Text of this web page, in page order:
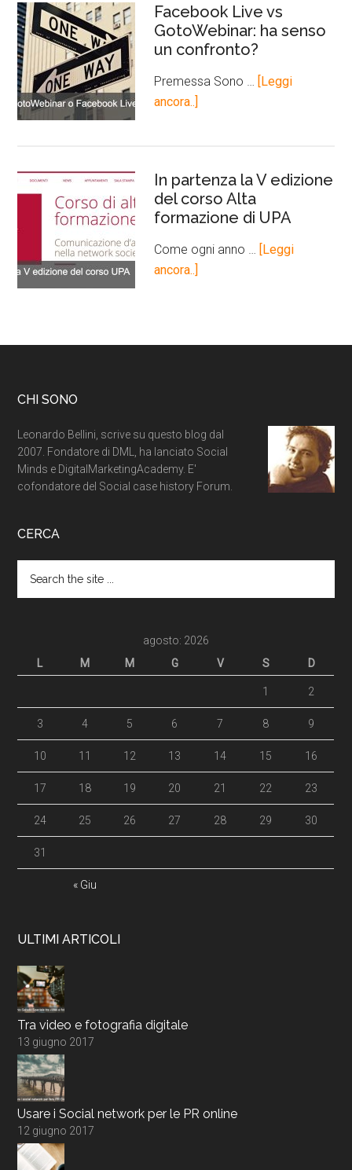
Facebook Live vs
GotoWebinar: ha senso
un confronto?
Premessa Sono …
[Leggi
ancora..]
In partenza la V edizione
del corso Alta
formazione di UPA
Come ogni anno …
[Leggi
ancora..]
CHI SONO
Leonardo Bellini, scrive su questo blog dal
2007. Fondatore di DML, ha lanciato Social
Minds e DigitalMarketingAcademy. E'
cofondatore del Social case history Forum.
CERCA
agosto: 2026
L
M M G V S D
« Giu
1 2
3 4 5 6 7 8 9
10 11 12 13 14 15 16
17 18 19 20 21 22 23
24 25 26 27 28 29 30
31
ULTIMI ARTICOLI
Tra video e fotografia digitale
13 giugno 2017
Usare i Social network per le PR online
12 giugno 2017